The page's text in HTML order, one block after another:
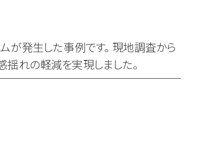
が発生した事例です。 現地調査から
揺れの軽減を実現しました。